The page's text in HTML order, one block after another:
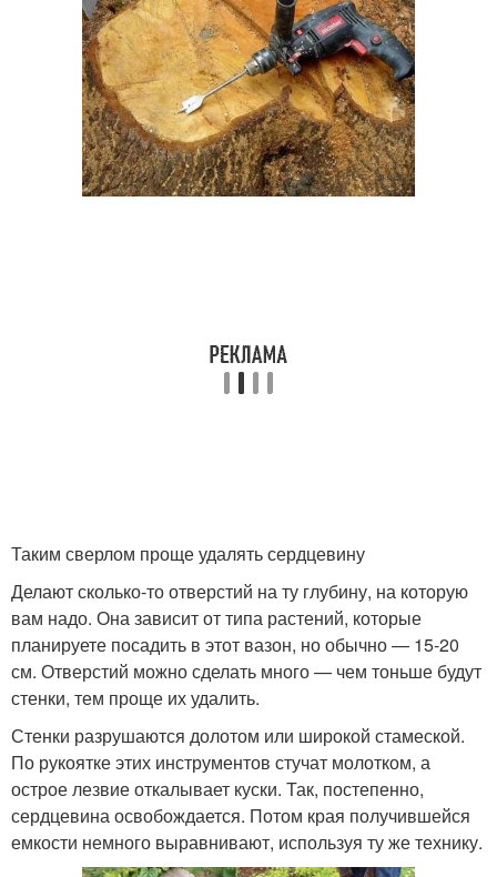
Таким сверлом проще удалять сердцевину
Делают сколько-то отверстий на ту глубину, на которую
вам надо. Она зависит от типа растений, которые
планируете посадить в этот вазон, но обычно — 15-20
см. Отверстий можно сделать много — чем тоньше будут
стенки, тем проще их удалить.
Стенки разрушаются долотом или широкой стамеской.
По рукоятке этих инструментов стучат молотком, а
острое лезвие откалывает куски. Так, постепенно,
сердцевина освобождается. Потом края получившейся
емкости немного выравнивают, используя ту же технику.